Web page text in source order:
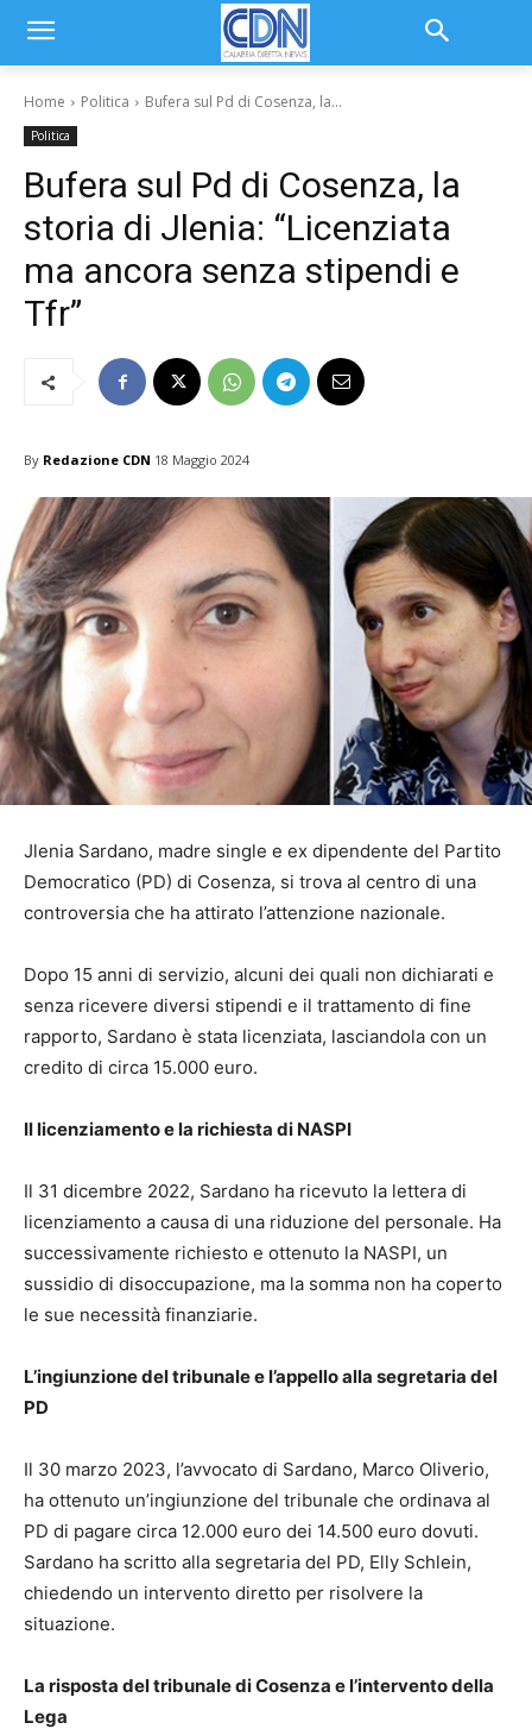
Home Politica Bufera sul Pd di Cosenza, la...
Politica
Bufera sul Pd di Cosenza, la
storia di Jlenia: “Licenziata
ma ancora senza stipendi e
Tfr”
By Redazione CDN 18 Maggio 2024
Jlenia Sardano, madre single e ex dipendente del Partito
Democratico (PD) di Cosenza, si trova al centro di una
controversia che ha attirato l’attenzione nazionale.
Dopo 15 anni di servizio, alcuni dei quali non dichiarati e
senza ricevere diversi stipendi e il trattamento di fine
rapporto, Sardano è stata licenziata, lasciandola con un
credito di circa 15.000 euro.
Il licenziamento e la richiesta di NASPI
Il 31 dicembre 2022, Sardano ha ricevuto la lettera di
licenziamento a causa di una riduzione del personale. Ha
successivamente richiesto e ottenuto la NASPI, un
sussidio di disoccupazione, ma la somma non ha coperto
le sue necessità finanziarie.
L’ingiunzione del tribunale e l’appello alla segretaria del
PD
Il 30 marzo 2023, l’avvocato di Sardano, Marco Oliverio,
ha ottenuto un’ingiunzione del tribunale che ordinava al
PD di pagare circa 12.000 euro dei 14.500 euro dovuti.
Sardano ha scritto alla segretaria del PD, Elly Schlein,
chiedendo un intervento diretto per risolvere la
situazione.
La risposta del tribunale di Cosenza e l’intervento della
Lega